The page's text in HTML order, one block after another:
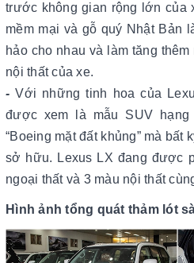
trước không gian rộng lớn của
mềm mại và gỗ quý Nhật Bản
hảo cho nhau và làm tăng
nội thất của xe.
-Với những tinh hoa của
được xem là mẫu SUV
“Boeing mặt đất khủng” mà bất
sở hữu. Lexus LX đang được
ngoại thất và 3 màu nội thất
Hình ảnh tổng quát thảm lót